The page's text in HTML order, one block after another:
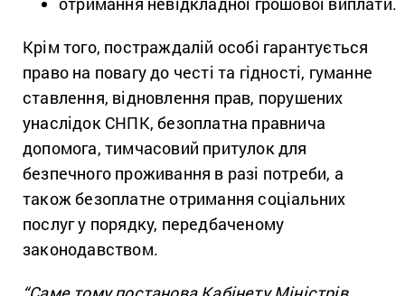
Крім того, постраждалій особі гарантується
право на повагу до честі та гідності, гуманне
ставлення, відновлення прав, порушених
унаслідок СНПК, безоплатна правнича
допомога, тимчасовий притулок для
безпечного проживання в разі потреби, а
також безоплатне отримання соціальних
послуг у порядку, передбаченому
законодавством.